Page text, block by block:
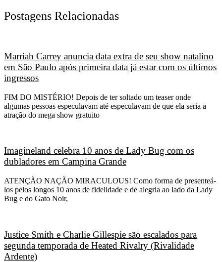
Postagens Relacionadas
Marriah Carrey anuncia data extra de seu show natalino
em São Paulo após primeira data já estar com os últimos
ingressos
FIM DO MISTÉRIO! Depois de ter soltado um teaser onde
algumas pessoas especulavam até especulavam de que ela seria a
atração do mega show gratuito
Imagineland celebra 10 anos de Lady Bug com os
dubladores em Campina Grande
ATENÇÃO NAÇÃO MIRACULOUS! Como forma de presenteá-
los pelos longos 10 anos de fidelidade e de alegria ao lado da Lady
Bug e do Gato Noir,
Justice Smith e Charlie Gillespie são escalados para
segunda temporada de Heated Rivalry (Rivalidade
Ardente)